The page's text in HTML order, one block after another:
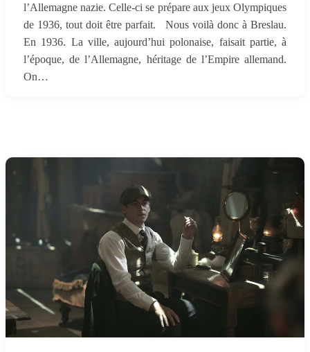
l’Allemagne nazie. Celle-ci se prépare aux jeux Olympiques
de 1936, tout doit être parfait. Nous voilà donc à Breslau.
En 1936. La ville, aujourd’hui polonaise, faisait partie, à
l’époque, de l’Allemagne, héritage de l’Empire allemand.
On…